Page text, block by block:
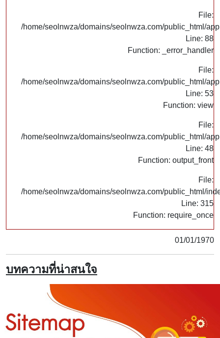
File:
/home/seolnwza/domains/seolnwza.com/public_html/
Line: 88
Function: _error_handler
File:
/home/seolnwza/domains/seolnwza.com/public_html/
Line: 53
Function: view
File:
/home/seolnwza/domains/seolnwza.com/public_html/
Line: 48
Function: output_front
File:
/home/seolnwza/domains/seolnwza.com/public_html/
Line: 315
Function: require_once
01/01/1970
บทความที่น่าสนใจ